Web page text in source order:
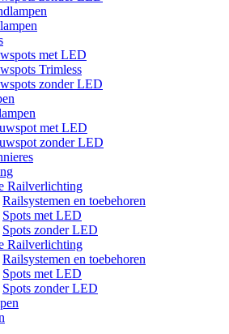
met LED
Trimless
zonder LED
met LED
zonder LED
Railverlichting
Railsystemen en toebehoren
Spots met LED
Spots zonder LED
Railverlichting
Railsystemen en toebehoren
Spots met LED
Spots zonder LED